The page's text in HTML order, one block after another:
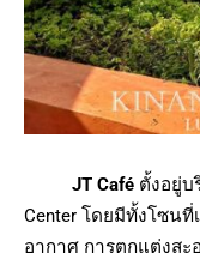
JT Café ตั้งอยู่บ
Center โดยมีทั้งโซน
อากาศ การตกแต่งส